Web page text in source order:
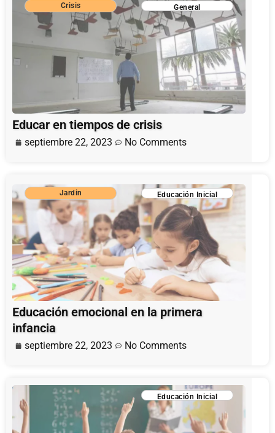
Crisis General
Educar en tiempos de crisis
septiembre 22, 2023 No Comments
Jardin Educación Inicial
Educación emocional en la primera
infancia
septiembre 22, 2023 No Comments
Educación Inicial